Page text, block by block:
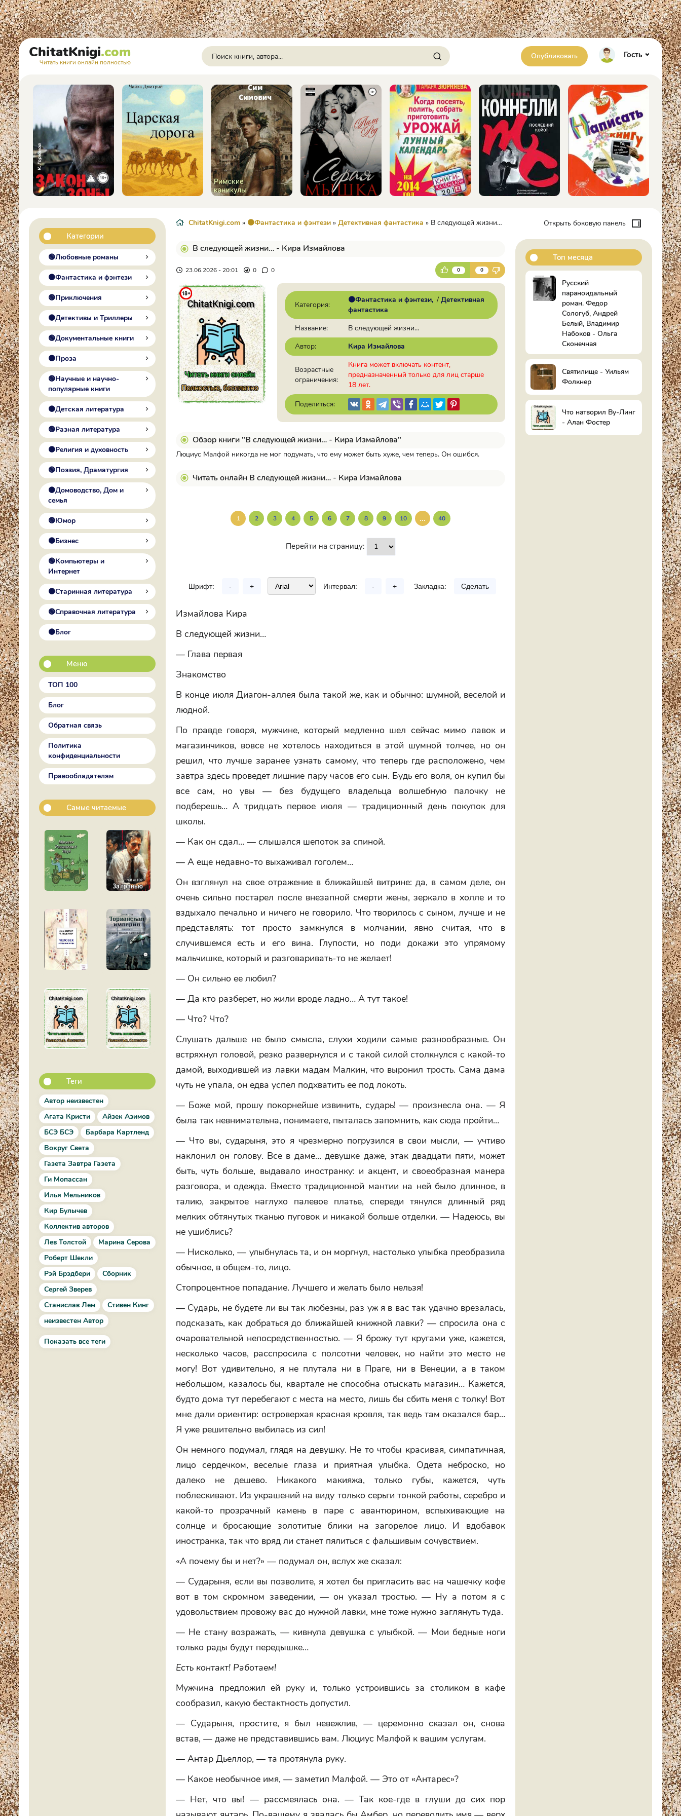
ChitatKnigi.com
Читать книги онлайн полностью
Опубликовать Гость
Категории
🟢Любовные романы
🟠Фантастика и фэнтези
🟢Приключения
🟠Детективы и Триллеры
🟢Документальные книги
🟠Проза
🟢Научные и научно-
популярные книги
🟠Детская литература
🟢Разная литература
🟠Религия и духовность
🟢Поэзия, Драматургия
🟠Домоводство, Дом и
семья
🟢Юмор
🟠Бизнес
🟢Компьютеры и
Интернет
🟠Старинная литература
🟢Справочная литература
🟠Блог
Меню
ТОП 100
Блог
Обратная связь
Политика
конфиденциальности
Правообладателям
Самые читаемые
Теги
Автор неизвестен
Агата Кристи
Айзек Азимов
БСЭ БСЭ
Барбара Картленд
Вокруг Света
Газета Завтра Газета
Ги Мопассан
Илья Мельников
Кир Булычев
Коллектив авторов
Лев Толстой
Марина Серова
Роберт Шекли
Рэй Брэдбери
Сборник
Сергей Зверев
Станислав Лем
Стивен Кинг
неизвестен Автор
Показать все теги
ChitatKnigi.com » 🟠Фантастика и фэнтези » Детективная фантастика » В следующей жизни… - Кира Измайлова
В следующей жизни… - Кира Измайлова
23.06.2026 - 20:01 0 0 0 0
Категория:
🟠Фантастика и фэнтези / Детективная
фантастика
Название:
В следующей жизни…
Автор:
Кира Измайлова
Возрастные
ограничения:
Книга может включать контент,
предназначенный только для лиц старше
18 лет.
Поделиться:
Обзор книги "В следующей жизни… - Кира Измайлова"
Люциус Малфой никогда не мог подумать, что ему может быть хуже, чем теперь. Он ошибся.
Читать онлайн В следующей жизни… - Кира Измайлова
1 2 3 4 5 6 7 8 9 10 ... 40
Перейти на страницу:
Шрифт: - + Интервал: - + Закладка: Сделать
Измайлова Кира
В следующей жизни…
— Глава первая
Знакомство
В конце июля Диагон-аллея была такой же, как и обычно: шумной, веселой и
людной.
По правде говоря, мужчине, который медленно шел сейчас мимо лавок и
магазинчиков, вовсе не хотелось находиться в этой шумной толчее, но он
решил, что лучше заранее узнать самому, что теперь где расположено, чем
завтра здесь проведет лишние пару часов его сын. Будь его воля, он купил бы
все сам, но увы — без будущего владельца волшебную палочку не
подберешь… А тридцать первое июля — традиционный день покупок для
школы.
— Как он сдал… — слышался шепоток за спиной.
— А еще недавно-то выхаживал гоголем…
Он взглянул на свое отражение в ближайшей витрине: да, в самом деле, он
очень сильно постарел после внезапной смерти жены, зеркало в холле и то
вздыхало печально и ничего не говорило. Что творилось с сыном, лучше и не
представлять: тот просто замкнулся в молчании, явно считая, что в
случившемся есть и его вина. Глупости, но поди докажи это упрямому
мальчишке, который и разговаривать-то не желает!
— Он сильно ее любил?
— Да кто разберет, но жили вроде ладно… А тут такое!
— Что? Что?
Слушать дальше не было смысла, слухи ходили самые разнообразные. Он
встряхнул головой, резко развернулся и с такой силой столкнулся с какой-то
дамой, выходившей из лавки мадам Малкин, что выронил трость. Сама дама
чуть не упала, он едва успел подхватить ее под локоть.
— Боже мой, прошу покорнейше извинить, сударь! — произнесла она. — Я
была так невнимательна, понимаете, пыталась запомнить, как сюда пройти…
— Что вы, сударыня, это я чрезмерно погрузился в свои мысли, — учтиво
наклонил он голову. Все в даме… девушке даже, этак двадцати пяти, может
быть, чуть больше, выдавало иностранку: и акцент, и своеобразная манера
разговора, и одежда. Вместо традиционной мантии на ней было длинное, в
талию, закрытое наглухо палевое платье, спереди тянулся длинный ряд
мелких обтянутых тканью пуговок и никакой больше отделки. — Надеюсь, вы
не ушиблись?
— Нисколько, — улыбнулась та, и он моргнул, настолько улыбка преобразила
обычное, в общем-то, лицо.
Стопроцентное попадание. Лучшего и желать было нельзя!
— Сударь, не будете ли вы так любезны, раз уж я в вас так удачно врезалась,
подсказать, как добраться до ближайшей книжной лавки? — спросила она с
очаровательной непосредственностью. — Я брожу тут кругами уже, кажется,
несколько часов, расспросила с полсотни человек, но найти это место не
могу! Вот удивительно, я не плутала ни в Праге, ни в Венеции, а в таком
небольшом, казалось бы, квартале не способна отыскать магазин… Кажется,
будто дома тут перебегают с места на место, лишь бы сбить меня с толку! Вот
мне дали ориентир: островерхая красная кровля, так ведь там оказался бар…
Я уже решительно выбилась из сил!
Он немного подумал, глядя на девушку. Не то чтобы красивая, симпатичная,
лицо сердечком, веселые глаза и приятная улыбка. Одета неброско, но
далеко не дешево. Никакого макияжа, только губы, кажется, чуть
поблескивают. Из украшений на виду только серьги тонкой работы, серебро и
какой-то прозрачный камень в паре с авантюрином, вспыхивающие на
солнце и бросающие золотитые блики на загорелое лицо. И вдобавок
иностранка, так что вряд ли станет пялиться с фальшивым сочувствием.
«А почему бы и нет?» — подумал он, вслух же сказал:
— Сударыня, если вы позволите, я хотел бы пригласить вас на чашечку кофе
вот в том скромном заведении, — он указал тростью. — Ну а потом я с
удовольствием провожу вас до нужной лавки, мне тоже нужно заглянуть туда.
— Не стану возражать, — кивнула девушка с улыбкой. — Мои бедные ноги
только рады будут передышке…
Есть контакт! Работаем!
Мужчина предложил ей руку и, только устроившись за столиком в кафе
сообразил, какую бестактность допустил.
— Сударыня, простите, я был невежлив, — церемонно сказал он, снова
встав, — даже не представившись вам. Люциус Малфой к вашим услугам.
— Антар Дьеллор, — та протянула руку.
— Какое необычное имя, — заметил Малфой. — Это от «Антарес»?
— Нет, что вы! — рассмеялась она. — Так кое-где в глуши до сих пор
Открыть боковую панель
Топ месяца
Русский
параноидальный
роман. Федор
Сологуб, Андрей
Белый, Владимир
Набоков - Ольга
Сконечная
Святилище - Уильям
Фолкнер
Что натворил Ву-Линг
- Алан Фостер